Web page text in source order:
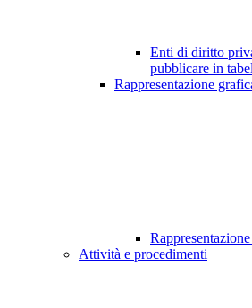
Enti di diritto
pubblicare in
Rappresentazione
Attività e procedimenti